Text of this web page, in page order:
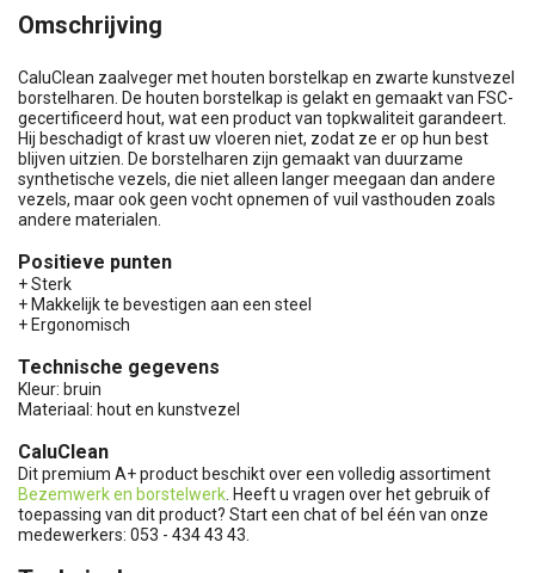
Omschrijving
CaluClean zaalveger met houten borstelkap en zwarte kunstvezel
borstelharen. De houten borstelkap is gelakt en gemaakt van FSC-
gecertificeerd hout, wat een product van topkwaliteit garandeert.
Hij beschadigt of krast uw vloeren niet, zodat ze er op hun best
blijven uitzien. De borstelharen zijn gemaakt van duurzame
synthetische vezels, die niet alleen langer meegaan dan andere
vezels, maar ook geen vocht opnemen of vuil vasthouden zoals
andere materialen.
Positieve punten
+ Sterk
+ Makkelijk te bevestigen aan een steel
+ Ergonomisch
Technische gegevens
Kleur: bruin
Materiaal: hout en kunstvezel
CaluClean
Dit premium A+ product beschikt over een volledig assortiment
Bezemwerk en borstelwerk . Heeft u vragen over het gebruik of
toepassing van dit product? Start een chat of bel één van onze
medewerkers: 053 - 434 43 43.